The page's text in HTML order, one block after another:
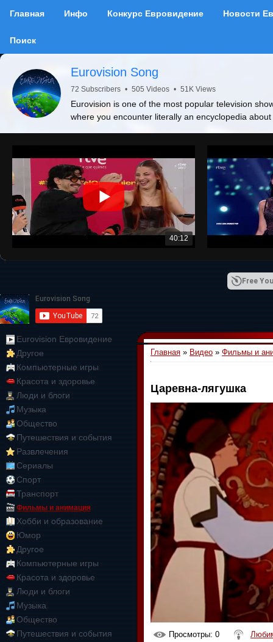
Главная Инфо Конкурс Евровидение Новости
Поиск
Eurovision Song
72 Subscribers • 505 Videos • 51K Views
Eurovision is one of the most popular television
where you encounter literally an encyclopedia
40:12
Free
Eurovision Евровидение
Другое
Компьютерные игры
Красота и здоровье
Люди и блоги
Музыка
Общество
Путешествия и события
Развлечения
Сериалы
Спорт
Транспорт
Фильмы и анимация
Хобби и образование
Юмор
Другое
Компьютерные игры
Красота и здоровье
Люди и блоги
Музыка
Общество
Путешествия и события
Главная » Видео » Фильмы и
Царевна-лягушка
Просмотры: 0